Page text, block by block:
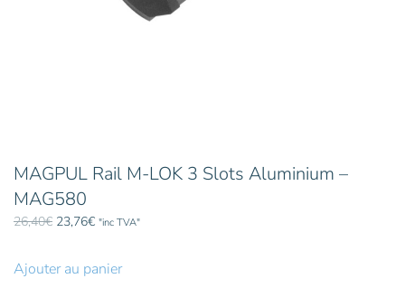
produit
MAGPUL Rail M-LOK 3 Slots Aluminium –
MAG580
26,40€ Le
était :
23,76€Le
est :
"inc TVA"
Ajouter au panier